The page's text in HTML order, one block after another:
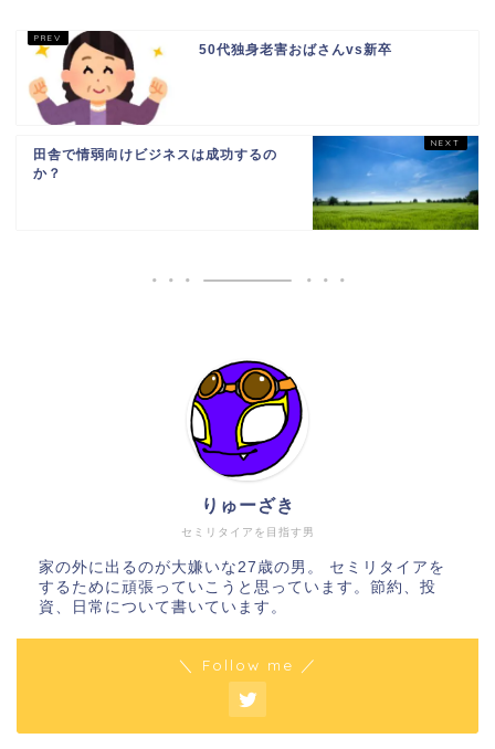
50代独身老害おばさんvs新卒
田舎で情弱向けビジネスは成功するの
か？
セミリタイアを目指す男
りゅーざき
家の外に出るのが大嫌いな27歳の男。 セミリタイアを
するために頑張っていこうと思っています。節約、投
資、日常について書いています。
＼ Follow me ／